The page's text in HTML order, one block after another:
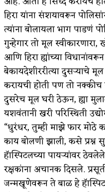
हिरा यांना संशयावरून
त्यांना बोलायला भाग पाडणं
गुन्हेगार तो मूल स्वीकारणारा,
आणि हिरा ह्यांच्या
बेकायदेशीररीत्या दुसऱ्याचे
करायची होती पण तो
दुसरेच मूल घरी ठेऊन, ह्या
यशवंतानी खरी परिस्थिती
“धुरंधर, तुम्ही माझे फार
काय बोलणी झाली, कसे
हॅास्पिटलच्या पायऱ्यांवर
रक्षकांना अचानक दिसले.
जन्मखूणेवरून ते बाळ हे